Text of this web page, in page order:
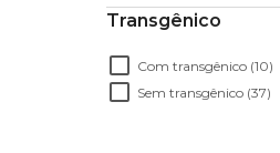
Transgênico
Com transgênico (10)
Sem transgênico (37)